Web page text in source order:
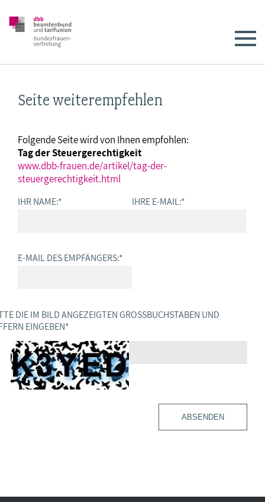
Seite weiterempfehlen
Folgende Seite wird von Ihnen empfohlen:
Tag der Steuergerechtigkeit
www.dbb-frauen.de/artikel/tag-der-
steuergerechtigkeit.html
IHR NAME:* IHRE E-MAIL:*
E-MAIL DES EMPFÄNGERS:*
DIE IM BILD ANGEZEIGTEN GROSSBUCHSTABEN UND Z
EINGEBEN *
ABSENDEN